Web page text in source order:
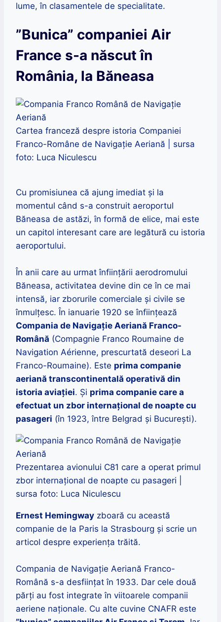
lume, în clasamentele de specialitate.
”Bunica” companiei Air
France s-a născut în
România, la Băneasa
Cartea franceză despre istoria Companiei
Franco-Române de Navigație Aeriană | sursa
foto: Luca Niculescu
Cu promisiunea că ajung imediat și la
momentul când s-a construit aeroportul
Băneasa de astăzi, în formă de elice, mai este
un capitol interesant care are legătură cu istoria
aeroportului.
În anii care au urmat înființării aerodromului
Băneasa, activitatea devine din ce în ce mai
intensă, iar zborurile comerciale și civile se
înmulțesc. În ianuarie 1920 se înființează
Compania de Navigaţie Aeriană Franco-
Română (Compagnie Franco Roumaine de
Navigation Aérienne, prescurtată deseori La
Franco-Roumaine). Este prima companie
aeriană transcontinentală operativă din
istoria aviației. Și prima companie care a
efectuat un zbor internațional de noapte cu
pasageri (în 1923, între Belgrad și București).
Prezentarea avionului C81 care a operat primul
zbor internațional de noapte cu pasageri |
sursa foto: Luca Niculescu
Ernest Hemingway zboară cu această
companie de la Paris la Strasbourg și scrie un
articol despre experiența trăită.
Compania de Navigaţie Aeriană Franco-
Română s-a desființat în 1933. Dar cele două
părți au fost integrate în viitoarele companii
aeriene naționale. Cu alte cuvine CNAFR este